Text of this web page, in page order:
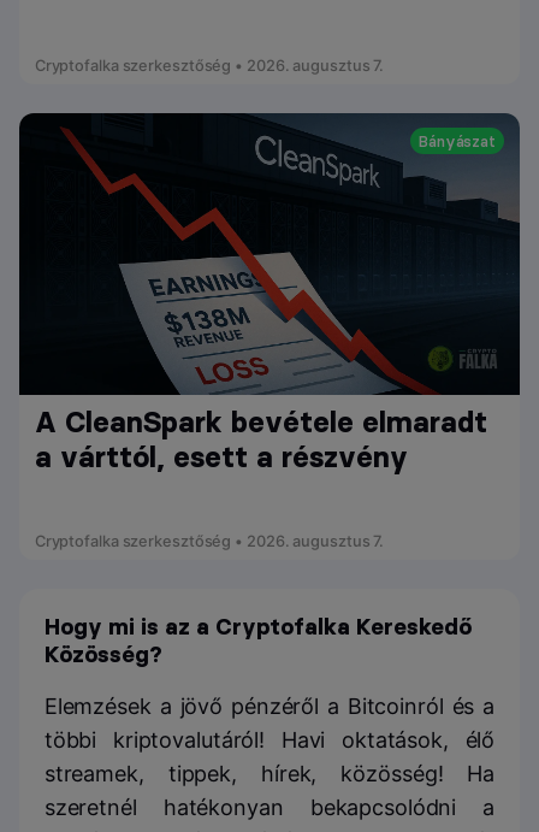
Cryptofalka szerkesztőség • 2026. augusztus 7.
Bányászat
A CleanSpark bevétele elmaradt
a várttól, esett a részvény
Cryptofalka szerkesztőség • 2026. augusztus 7.
Hogy mi is az a Cryptofalka Kereskedő
Közösség?
Elemzések a jövő pénzéről a Bitcoinról és a
többi kriptovalutáról! Havi oktatások, élő
streamek, tippek, hírek, közösség! Ha
szeretnél hatékonyan bekapcsolódni a